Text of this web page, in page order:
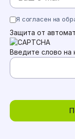
Я согласен на
Защита от
Введите слово на